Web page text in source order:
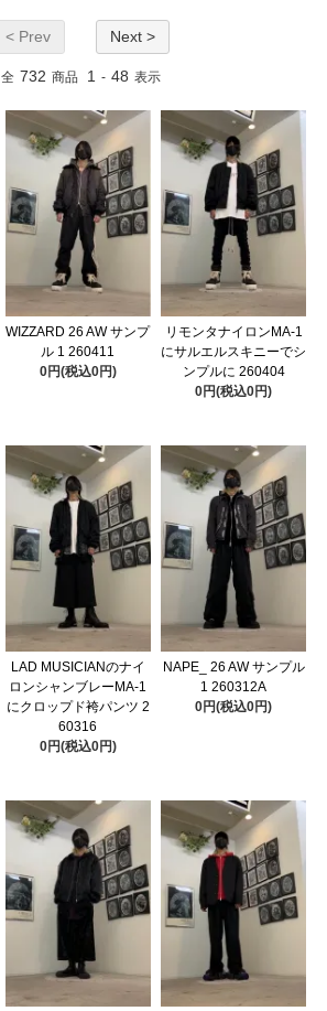
< Prev Next >
全 732 商品 1 - 48 表示
WIZZARD 26 AW サンプ
ル 1 260411
0円(税込0円)
リモンタナイロンMA-1
にサルエルスキニーでシ
ンプルに 260404
0円(税込0円)
LAD MUSICIANのナイ
ロンシャンブレーMA-1
にクロップド袴パンツ 2
60316
0円(税込0円)
NAPE_ 26 AW サンプル
1 260312A
0円(税込0円)